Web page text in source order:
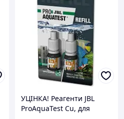
УЦІНКА! Реагенти JBL
ProAquaTest Cu, для